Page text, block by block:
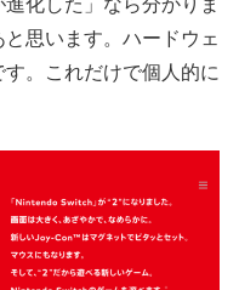
化した」なら分かりま
思います。ハードウェ
。これだけで個人的に